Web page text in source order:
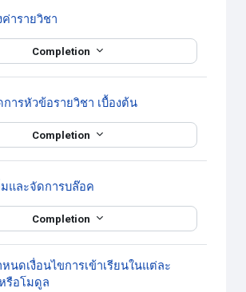
ค่ารายวิชา
Completion
การหัวข้อรายวิชา เบื้องต้นURL
Completion
มและจัดการบล๊อค
Completion
หนดเงื่อนไขการเข้าเรียนในแต่ละ
รือโมดูล